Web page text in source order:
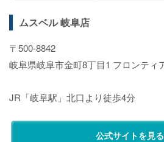
ムスベル 岐阜店
〒500-8842
岐阜県岐阜市金町8丁目1 フロンティ
JR「岐阜駅」北口より徒歩4分
公式サイトを見る